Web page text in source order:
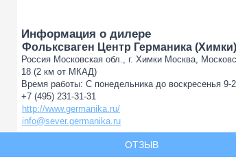
Информация о дилере
Фольксваген Центр Германика (Химки)
Россия Московская обл., г. Химки Москва,
18 (2 км от МКАД)
Время работы: С понедельника до воскресенья 9-
+7 (495) 231-31-31
http://www.germanika.ru/
info@sever.germanika.ru
ОТЗЫВ